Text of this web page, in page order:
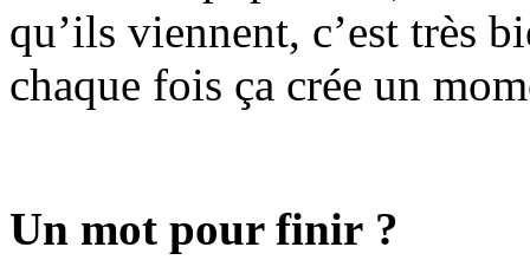
qu’ils viennent, c’est très
chaque fois ça crée un
Un mot pour finir ?